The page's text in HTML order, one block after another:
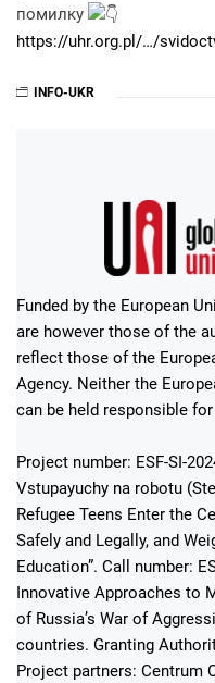
помилку
https://uhr.org.pl/…/
INFO-UKR
Funded by the European
are however those of the
reflect those of the
Agency. Neither the
can be held responsible
Project number: ESF-SI-
Vstupayuchy na robotu
Refugee Teens Enter the
Safely and Legally, and
Education”. Call number:
Innovative Approaches to
of Russia’s War of
countries. Granting
Project partners: Centrum